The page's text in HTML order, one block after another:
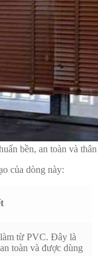
bền, an toàn và
của dòng này:
từ PVC. Đây là
toàn và được dùng